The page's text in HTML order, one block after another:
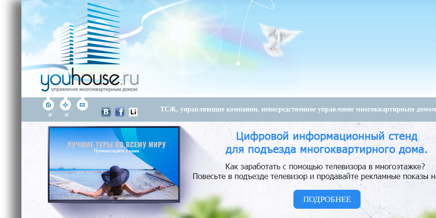
ТСЖ, управляющие компании, непосредственное управление многоквартирным домом
ПОДРОБНЕЕ